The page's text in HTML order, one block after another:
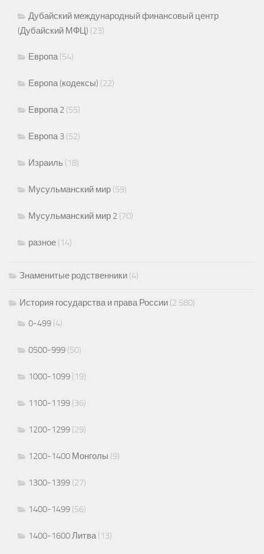
Дубайский международный финансовый центр
(Дубайский МФЦ) (23)
Европа(54)
Европа (кодексы) (22)
Европа 2 (55)
Европа 3 (52)
Израиль (18)
Мусульманский мир (59)
Мусульманский мир 2 (70)
разное (14)
Знаменитые родственники (4)
История государства и права России (2 580)
0-499 (4)
0500-999 (50)
1000-1099 (19)
1100-1199 (36)
1200-1299 (29)
1200-1400 Монголы (9)
1300-1399 (27)
1400-1499 (56)
1400-1600 Литва(13)